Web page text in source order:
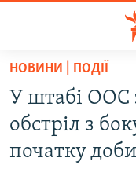
Перейти
основного
матеріалу
Перейти
до
РАДІО СВОБОДА –
ВСЕ ЗА ДОБУ
СТАТТІ
НОВИНИ | ПОДІЇ
У штабі ООС
обстріл з
початку доби